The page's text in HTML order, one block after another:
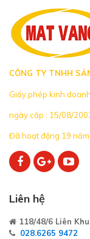
CÔNG TY TNHH
Giấy phép kinh
ngày cấp : 15/08/
Đã hoạt động 19 năm
Liên hệ
118/48/6 Liên
028.6265 9472